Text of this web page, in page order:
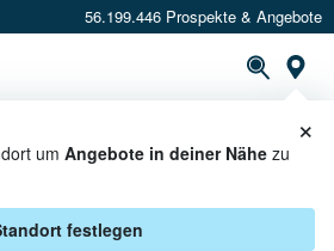
56.199.446 Prospekte & Angebote
um Angebote in deiner Nähe zu
festlegen
×
&
ALPHATECC